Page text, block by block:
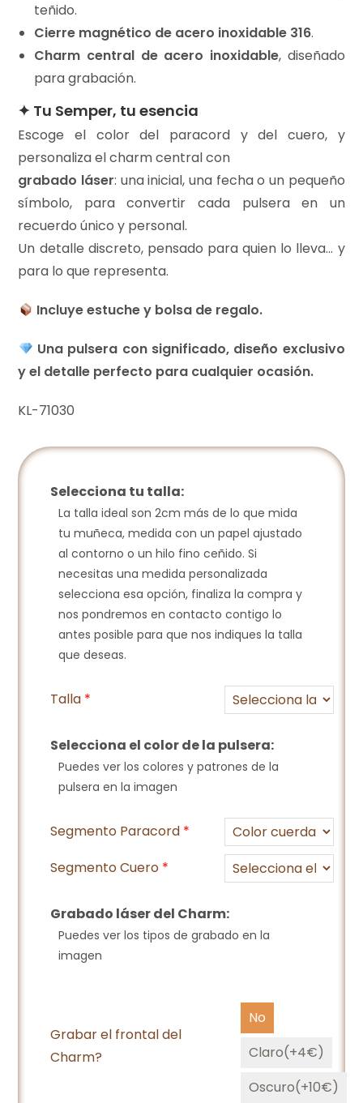
teñido.
Cierre magnético de acero inoxidable 316.
Charm central de acero inoxidable, diseñado
para grabación.
✦ Tu Semper, tu esencia
Escoge el color del paracord y del cuero, y
personaliza el charm central con
grabado láser: una inicial, una fecha o un pequeño
símbolo, para convertir cada pulsera en un
recuerdo único y personal.
Un detalle discreto, pensado para quien lo lleva… y
para lo que representa.
Incluye estuche y bolsa de regalo.
Una pulsera con significado, diseño exclusivo
y el detalle perfecto para cualquier ocasión.
KL-71030
Selecciona tu talla:
La talla ideal son 2cm más de lo que mida
tu muñeca, medida con un papel ajustado
al contorno o un hilo fino ceñido. Si
necesitas una medida personalizada
selecciona esa opción, finaliza la compra y
nos pondremos en contacto contigo lo
antes posible para que nos indiques la talla
que deseas.
Talla *
Selecciona el color de la pulsera:
Puedes ver los colores y patrones de la
pulsera en la imagen
Segmento Paracord *
Segmento Cuero *
Grabado láser del Charm:
Puedes ver los tipos de grabado en la
imagen
Grabar el frontal del
Charm?
No
Claro(+4€)
Oscuro(+10€)